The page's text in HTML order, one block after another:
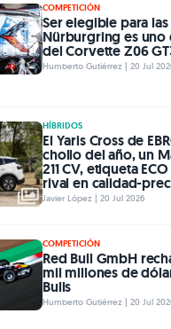
COMPETICIÓN
Ser elegible para
Nürburgring es
del Corvette Z06
Humberto Gutiérrez | 20 Jul
HÍBRIDOS
El Yaris Cross de
chollo del año, un
211 CV, etiqueta
rival en calidad-
Javier López | 20 Jul 2026
COMPETICIÓN
Red Bull GmbH
mil millones de
Bulls
Humberto Gutiérrez | 20 Jul